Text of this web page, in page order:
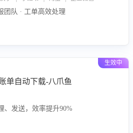
团队 · 工单高效处理
生效中
单自动下载-八爪鱼
、发送，效率提升90%